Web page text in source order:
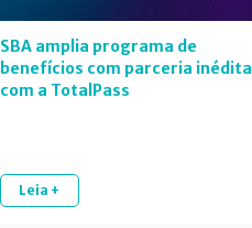
SBA amplia programa de
benefícios com parceria inédita
com a TotalPass
Leia +